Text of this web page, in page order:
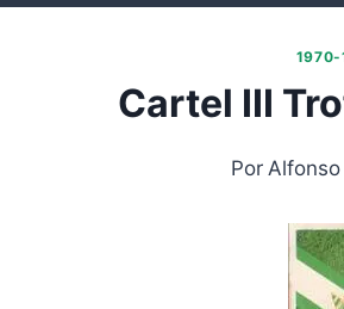
1970-
Cartel III
Por